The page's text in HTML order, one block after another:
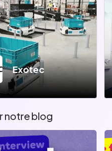
Exotec
notre blog